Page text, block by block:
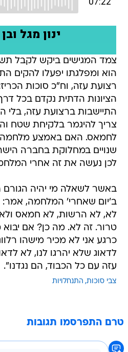
צמד המגישים ביקש לקבל
הוא ומפלגתו יפעלו להקים
רצועת עזה, וח"כ סוכות
הציונות הדתית נקדם בכל
התיישבות ברצועת עזה, בלי
צריך להיגמר בלקיחת שטח
לחמאס. האם באמצע מלחמה
שנויים במחלוקת בחברה
לכן נעשה את זה אחרי
באשר לשאלה מי יהיה
ב'יום שאחרי' המלחמה, אמר:
לא, לא הרשות, לא חמאס
טרור. זה לא. מה כן? אם יבוא
כרגע אני לא מכיר מישהו
לדאוג שלא יהרגו לנו, לא
עזה עם כל הכבוד, הם נגדנו".
צבי סוכות התנחלויות
טרם התפרסמו תגובות